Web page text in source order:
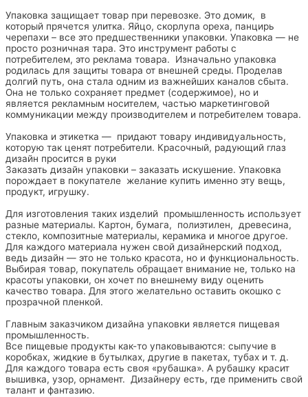
Упаковка защищает товар при перевозке. Это домик, в
который прячется улитка. Яйцо, скорлупа ореха, панцирь
черепахи – все это предшественники упаковки. Упаковка — не
просто розничная тара. Это инструмент работы с
потребителем, это реклама товара. Изначально упаковка
родилась для защиты товара от внешней среды. Проделав
долгий путь, она стала одним из важнейших каналов сбыта.
Она не только сохраняет предмет (содержимое), но и
является рекламным носителем, частью маркетинговой
коммуникации между производителем и потребителем товара.
Упаковка и этикетка — придают товару индивидуальность,
которую так ценят потребители. Красочный, радующий глаз
дизайн просится в руки
Заказать дизайн упаковки – заказать искушение. Упаковка
порождает в покупателе желание купить именно эту вещь,
продукт, игрушку.
Для изготовления таких изделий промышленность использует
разные материалы. Картон, бумага, полиэтилен, древесина,
стекло, композитные материалы, керамика и многое другое.
Для каждого материала нужен свой дизайнерский подход,
ведь дизайн — это не только красота, но и функциональность.
Выбирая товар, покупатель обращает внимание не, только на
красоты упаковки, он хочет по внешнему виду оценить
качество товара. Для этого желательно оставить окошко с
прозрачной пленкой.
Главным заказчиком дизайна упаковки является пищевая
промышленность.
Все пищевые продукты как-то упаковываются: сыпучие в
коробках, жидкие в бутылках, другие в пакетах, тубах и т. д.
Для каждого товара есть своя «рубашка». А рубашку красит
вышивка, узор, орнамент. Дизайнеру есть, где применить свой
талант и фантазию.